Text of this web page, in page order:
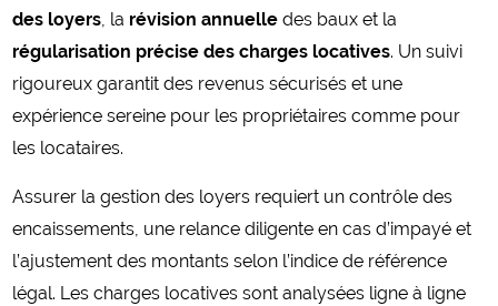
des loyers, la révision annuelle des baux et la
régularisation précise des charges locatives. Un suivi
rigoureux garantit des revenus sécurisés et une
expérience sereine pour les propriétaires comme pour
les locataires.
Assurer la gestion des loyers requiert un contrôle des
encaissements, une relance diligente en cas d’impayé et
l’ajustement des montants selon l’indice de référence
légal. Les charges locatives sont analysées ligne à ligne